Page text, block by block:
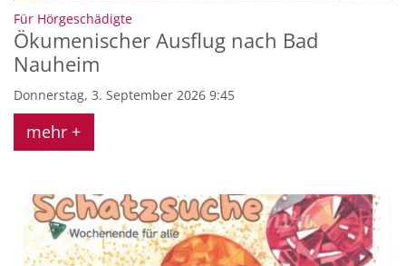
Für Hörgeschädigte:
Ökumenischer Ausflug nach Bad
Nauheim
Donnerstag, 3. September 2026 9:45
mehr +